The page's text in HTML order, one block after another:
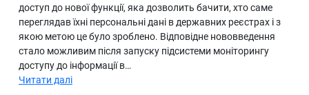
доступ до нової функції, яка дозволить бачити, хто саме
переглядав їхні персональні дані в державних реєстрах і з
якою метою це було зроблено. Відповідне нововведення
стало можливим після запуску підсистеми моніторингу
доступу до інформації в…
Читати далі